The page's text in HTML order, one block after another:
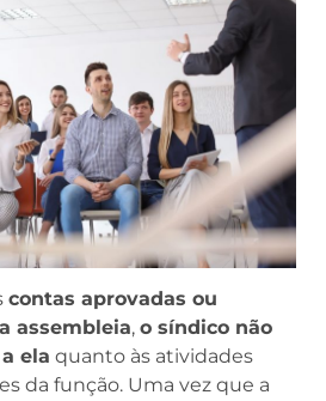
contas aprovadas ou
assembleia, o síndico não
ela quanto às atividades
da função. Uma vez que a